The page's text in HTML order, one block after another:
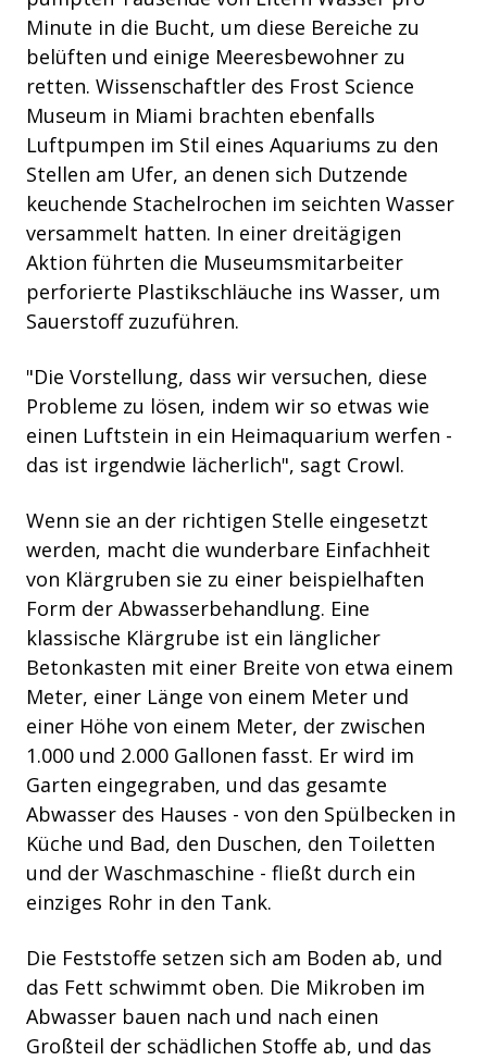
Minute in die Bucht, um diese Bereiche zu
belüften und einige Meeresbewohner zu
retten. Wissenschaftler des Frost Science
Museum in Miami brachten ebenfalls
Luftpumpen im Stil eines Aquariums zu den
Stellen am Ufer, an denen sich Dutzende
keuchende Stachelrochen im seichten Wasser
versammelt hatten. In einer dreitägigen
Aktion führten die Museumsmitarbeiter
perforierte Plastikschläuche ins Wasser, um
Sauerstoff zuzuführen.
"Die Vorstellung, dass wir versuchen, diese
Probleme zu lösen, indem wir so etwas wie
einen Luftstein in ein Heimaquarium werfen -
das ist irgendwie lächerlich", sagt Crowl.
Wenn sie an der richtigen Stelle eingesetzt
werden, macht die wunderbare Einfachheit
von Klärgruben sie zu einer beispielhaften
Form der Abwasserbehandlung. Eine
klassische Klärgrube ist ein länglicher
Betonkasten mit einer Breite von etwa einem
Meter, einer Länge von einem Meter und
einer Höhe von einem Meter, der zwischen
1.000 und 2.000 Gallonen fasst. Er wird im
Garten eingegraben, und das gesamte
Abwasser des Hauses - von den Spülbecken in
Küche und Bad, den Duschen, den Toiletten
und der Waschmaschine - fließt durch ein
einziges Rohr in den Tank.
Die Feststoffe setzen sich am Boden ab, und
das Fett schwimmt oben. Die Mikroben im
Abwasser bauen nach und nach einen
Großteil der schädlichen Stoffe ab, und das